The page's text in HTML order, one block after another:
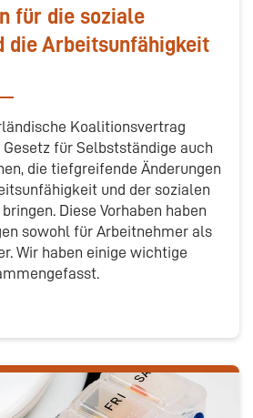
für die soziale
die Arbeitsunfähigkeit
Koalitionsvertrag
für Selbstständige auch
die tiefgreifende Änderungen
und der sozialen
Diese Vorhaben haben
sowohl für Arbeitnehmer als
Wir haben einige wichtige